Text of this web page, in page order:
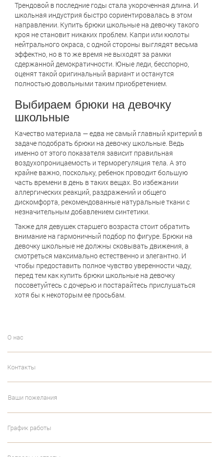
Трендовой в последние годы стала укороченная длина. И
школьная индустрия быстро сориентировалась в этом
направлении. Купить брюки школьные на девочку такого
кроя не становит никаких проблем. Капри или кюлоты
нейтрального окраса, с одной стороны выглядят весьма
эффектно, но в то же время не выходят за рамки
сдержанной демократичности. Юные леди, бесспорно,
оценят такой оригинальный вариант и останутся
полностью довольными таким приобретением.
Выбираем брюки на девочку
школьные
Качество материала — едва не самый главный критерий в
задаче подобрать брюки на девочку школьные. Ведь
именно от этого показателя зависит правильная
воздухопроницаемость и терморегуляция тела. А это
крайне важно, поскольку, ребенок проводит большую
часть времени в день в таких вещах. Во избежании
аллергических реакций, раздражений и общего
дискомфорта, рекомендованные натуральные ткани с
незначительным добавлением синтетики.
Также для девушек старшего возраста стоит обратить
внимание на гармоничный подбор по фигуре. Брюки на
девочку школьные не должны сковывать движения, а
смотреться максимально естественно и элегантно. И
чтобы предоставить полное чувство уверенности чаду,
перед тем как купить брюки школьные на девочку
посоветуйтесь с дочерью и постарайтесь прислушаться
хотя бы к некоторым ее просьбам.
О нас
Контакты
Ваши пожелания
График работы